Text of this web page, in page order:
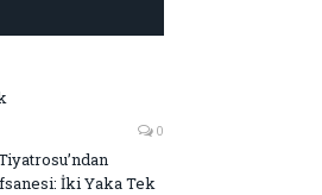
0
İki Yaka Tek